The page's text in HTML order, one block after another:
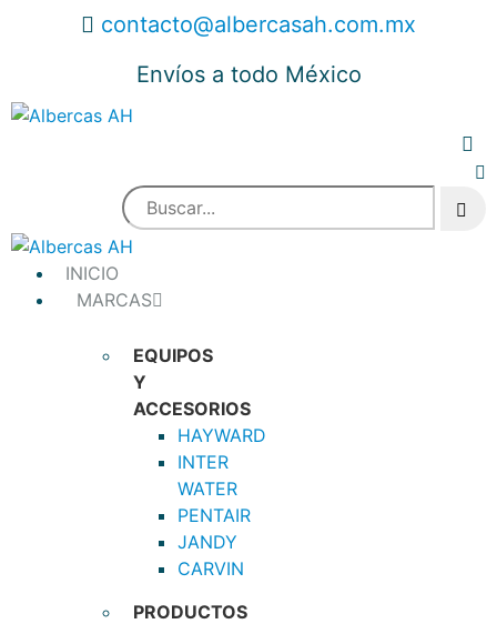
contacto@albercasah.com.mx
Envíos a todo México
INICIO
MARCAS
EQUIPOS
Y
ACCESORIOS
HAYWARD
INTER
WATER
PENTAIR
JANDY
CARVIN
PRODUCTOS